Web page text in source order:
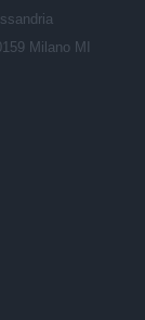
Milano MI